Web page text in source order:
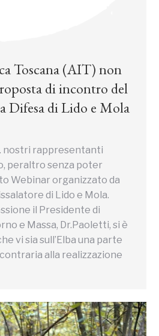
Toscana (AIT) non
di incontro del
Difesa di Lido e Mola
nostri rappresentanti
peraltro senza poter
Webinar organizzato da
di Lido e Mola.
il Presidente di
e Massa, Dr.Paoletti, si è
vi sia sull’Elba una parte
alla realizzazione